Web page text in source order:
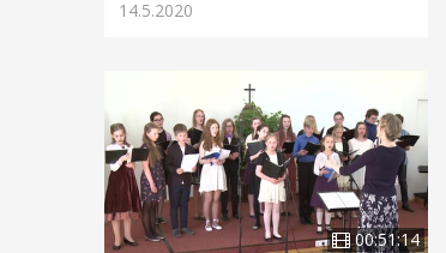
14.5.2020
00:51:14